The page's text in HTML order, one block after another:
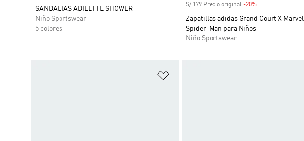
SANDALIAS ADILETTE SHOWER
Niño Sportswear
5 colores
S/ 179 Precio original -20%Descuento
Zapatillas adidas Grand Court X Marvel
Spider-Man para Niños
Niño Sportswear